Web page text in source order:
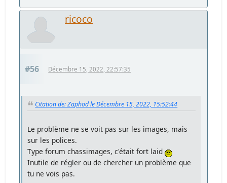
ricoco
#56 Décembre 15, 2022, 22:57:35
Citation de: Zaphod le Décembre 15, 2022, 15:52:44
Le problème ne se voit pas sur les images, mais
sur les polices.
Type forum chassimages, c'était fort laid
Inutile de régler ou de chercher un problème que
tu ne vois pas.